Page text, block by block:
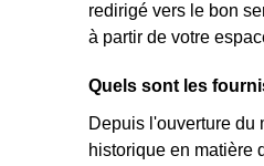
redirigé vers le bon
à partir de votre
Quels sont les
Depuis l'ouverture du
historique en matière